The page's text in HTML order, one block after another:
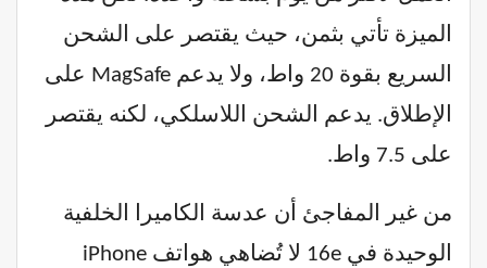
الميزة تأتي بثمن، حيث يقتصر على الشحن
السريع بقوة 20 واط، ولا يدعم MagSafe على
الإطلاق. يدعم الشحن اللاسلكي، لكنه يقتصر
على 7.5 واط.
من غير المفاجئ أن عدسة الكاميرا الخلفية
الوحيدة في 16e لا تُضاهي هواتف iPhone